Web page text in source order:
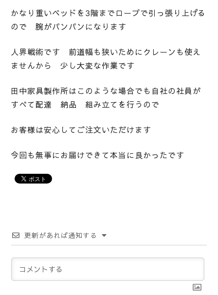
かなり重いベッドを3階までロープで引っ張り上げる
ので 腕がパンパンになります
人界戦術です 前道幅も狭いためにクレーンも使え
ませんから 少し大変な作業です
田中家具製作所はこのような場合でも自社の社員が
すべて配達 納品 組み立てを行うので
お客様は安心してご注文いただけます
今回も無事にお届けできて本当に良かったです
更新があれば通知する